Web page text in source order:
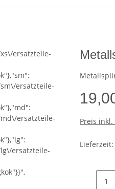
ersatzteile-
ersatzteile-
ersatzteile-
ersatzteile-
Preis inkl.
Lieferzeit: